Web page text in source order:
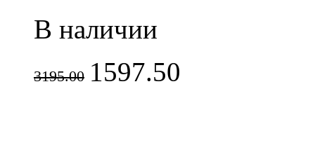
В наличии
3195.00 1597.50